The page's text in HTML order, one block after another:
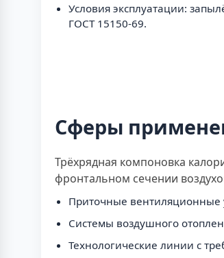
Условия эксплуатации:
ГОСТ 15150-69.
Сферы
Трёхрядная компоновка
фронтальном сечении
Приточные вентиляционные
Системы воздушного
Технологические линии с